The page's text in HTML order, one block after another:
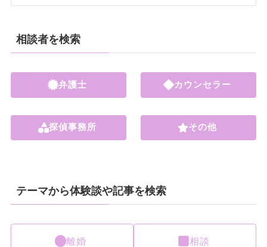
相談者を検索
弁護士
探偵事務所
カウンセラー
その他
テーマから体験談や記事を検索
離婚 相談